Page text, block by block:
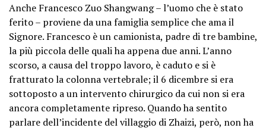
Anche Francesco Zuo Shangwang – l’uomo che è stato
ferito – proviene da una famiglia semplice che ama il
Signore. Francesco è un camionista, padre di tre bambine,
la più piccola delle quali ha appena due anni. L’anno
scorso, a causa del troppo lavoro, è caduto e si è
fratturato la colonna vertebrale; il 6 dicembre si era
sottoposto a un intervento chirurgico da cui non si era
ancora completamente ripreso. Quando ha sentito
parlare dell’incidente del villaggio di Zhaizi, però, non ha